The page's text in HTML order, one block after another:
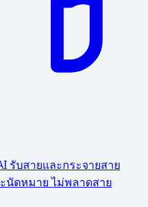
รับสายและกระจายสาย
นัดหมาย ไม่พลาดสาย